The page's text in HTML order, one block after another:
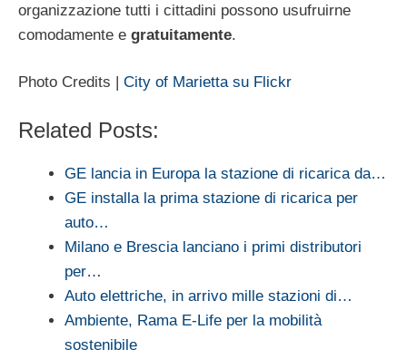
organizzazione tutti i cittadini possono usufruirne
comodamente e gratuitamente.
Photo Credits | City of Marietta su Flickr
Related Posts:
GE lancia in Europa la stazione di ricarica da…
GE installa la prima stazione di ricarica per
auto…
Milano e Brescia lanciano i primi distributori
per…
Auto elettriche, in arrivo mille stazioni di…
Ambiente, Rama E-Life per la mobilità
sostenibile